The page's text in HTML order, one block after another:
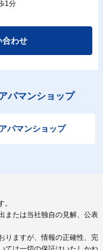
1分
合わせ
パマンショップ
パマンショップ
。
または当社独自の見解、公表
りますが、情報の正確性、完
ては一切の保証はいたしかね